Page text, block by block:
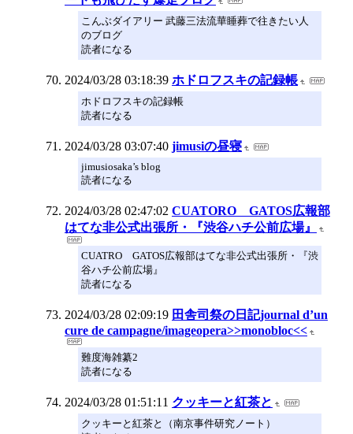
こんぶダイアリー 武藤三法流華睡葬で往きたい人
のブログ
読者になる
2024/03/28 03:18:39 ホドロフスキの記録帳
ホドロフスキの記録帳
読者になる
2024/03/28 03:07:40 jimusiの昼寝
jimusiosaka’s blog
読者になる
2024/03/28 02:47:02 CUATORO GATOS広報部
はてな非公式出張所・『渋谷ハチ公前広場』
CUATRO GATOS広報部はてな非公式出張所・『渋
谷ハチ公前広場』
読者になる
2024/03/28 02:09:19 田舎司祭の日記journal d’un
cure de campagne/imageopera>>monobloc<<
難度海雑纂2
読者になる
2024/03/28 01:51:11 クッキーと紅茶と
クッキーと紅茶と（南京事件研究ノート）